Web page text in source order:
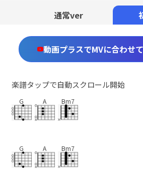
通常ver
動画プラスでMVに合わせ
楽譜タップで自動スクロール開始
G A Bm7
G A Bm7